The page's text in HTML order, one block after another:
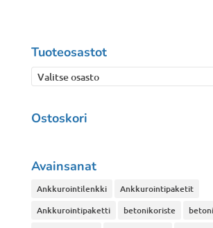
Tuoteosastot
Valitse osasto
Ostoskori
Avainsanat
Ankkurointilenkki
Ankkurointipaketit
Ankkurointipaketti
betonikoriste